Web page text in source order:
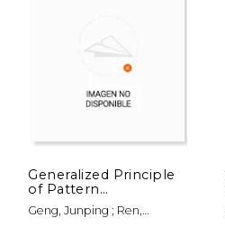
Generalized Principle
of Pattern
Multiplication and Its
Applications (en
Geng, Junping ; Ren,